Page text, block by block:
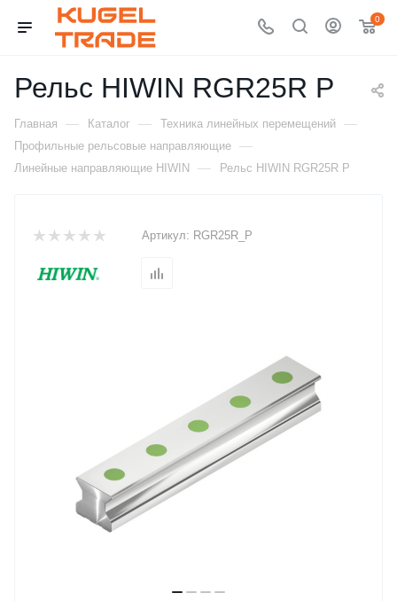
0
Рельс HIWIN RGR25R P
Главная — Каталог — Техника линейных перемещений —
Профильные рельсовые направляющие —
Линейные направляющие HIWIN — Рельс HIWIN RGR25R P
Артикул: RGR25R_P